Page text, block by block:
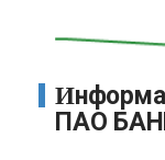
Информация для вкладчиков
ПАО